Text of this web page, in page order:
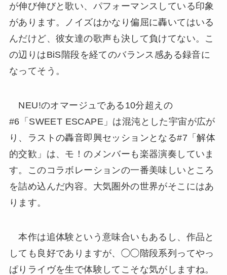
が伸び伸びと歌い、パフォーマンスしている印象
があります。ノイズはかなり偏屈に轟いてはいる
んだけど、彼女達の歌声も決して負けてない。こ
の辺りはBiS階段を経てのバランス感ある録音に
なってそう。
NEU!のオマージュである10分超えの
#6「SWEET ESCAPE」は混沌とした宇宙が広が
り、ラストの轟音即興セッションとなる#7「解体
的交歓」は、モ！のメンバーも楽器演奏していま
す。このコラボレーションの一番美味しいところ
を詰め込んだ内容。大気圏外の世界がそこにはあ
ります。
本作は追体験という意味合いもあるし、作品と
しても良好でありますが、◯◯階段系列ってやっ
ぱりライヴを生で体験してこそな気がしますね。